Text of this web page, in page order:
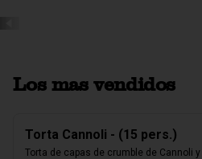
Los mas vendidos
Torta Cannoli - (15 pers.)
Torta de capas de crumble de Cannoli y